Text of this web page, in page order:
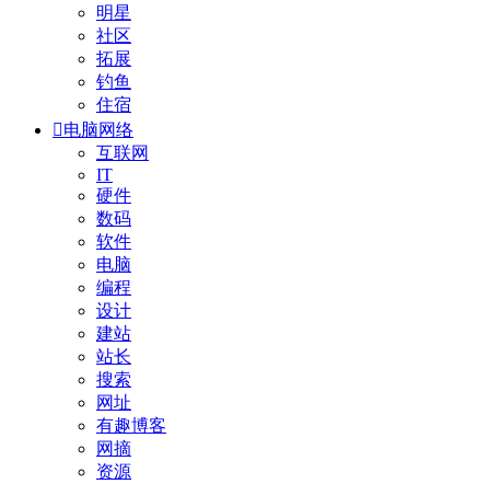
明星
社区
拓展
钓鱼
住宿
电脑网络
互联网
IT
硬件
数码
软件
电脑
编程
设计
建站
站长
搜索
网址
有趣博客
网摘
资源